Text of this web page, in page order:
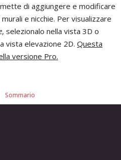
di aggiungere e modificare
e nicchie. Per visualizzare
, selezionalo nella vista 3D o
vista elevazione 2D. Questa
versione Pro.
Sommario